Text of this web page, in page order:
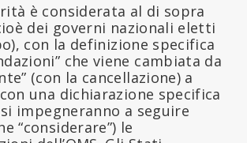
è considerata al di sopra
dei governi nazionali eletti
con la definizione specifica
che viene cambiata da
(con la cancellazione) a
una dichiarazione specifica
impegneranno a seguire
“considerare”) le